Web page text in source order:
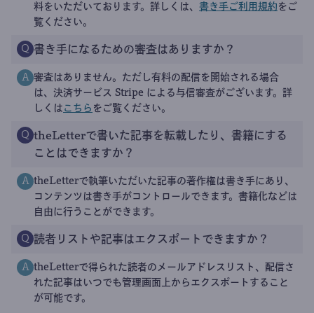
料をいただいております。詳しくは、 書き手ご利用規約 をご
覧ください。
Q 書き手になるための審査はありますか？
A 審査はありません。ただし有料の配信を開始される場合
は、決済サービス Stripe による与信審査がございます。詳
しくは こちら をご覧ください。
Q theLetterで書いた記事を転載したり、書籍にする
ことはできますか？
A theLetterで執筆いただいた記事の著作権は書き手にあり、
コンテンツは書き手がコントロールできます。書籍化などは
自由に行うことができます。
Q 読者リストや記事はエクスポートできますか？
A theLetterで得られた読者のメールアドレスリスト、配信さ
れた記事はいつでも管理画面上からエクスポートすること
が可能です。